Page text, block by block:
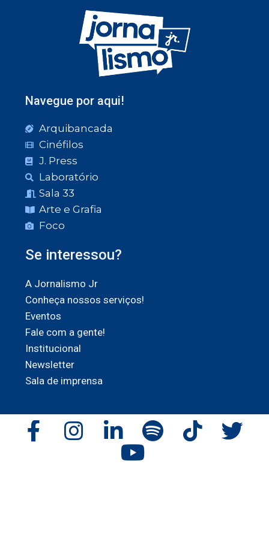
Navegue por aqui!
Arquibancada
Cinéfilos
J. Press
Laboratório
Sala 33
Arte e Grafia
Foco
Se interessou?
A Jornalismo Jr
Conheça nossos serviços!
Eventos
Fale com a gente!
Institucional
Newsletter
Sala de imprensa